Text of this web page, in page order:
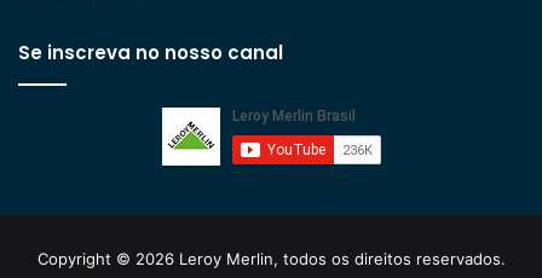
Se inscreva no nosso canal
Copyright © 2026 Leroy Merlin, todos os direitos reservados.